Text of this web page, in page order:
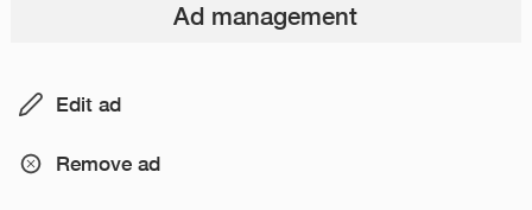
Ad management
Edit ad
Remove ad